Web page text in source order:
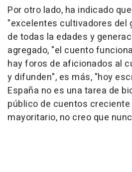
Por otro lado, ha indicado
"excelentes cultivadores del
de todas la edades y
agregado, "el cuento
hay foros de aficionados al
y difunden", es más, "hoy
España no es una tarea de
público de cuentos
mayoritario, no creo que